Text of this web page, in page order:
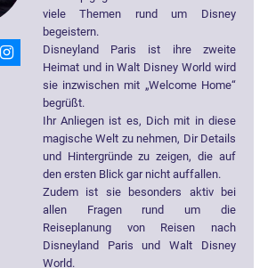
viele Themen rund um Disney
begeistern.
Disneyland Paris ist ihre zweite
Heimat und in Walt Disney World wird
sie inzwischen mit „Welcome Home“
begrüßt.
Ihr Anliegen ist es, Dich mit in diese
magische Welt zu nehmen, Dir Details
und Hintergründe zu zeigen, die auf
den ersten Blick gar nicht auffallen.
Zudem ist sie besonders aktiv bei
allen Fragen rund um die
Reiseplanung von Reisen nach
Disneyland Paris und Walt Disney
World.